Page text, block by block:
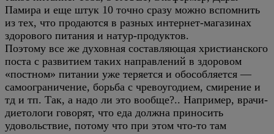
Памира и еще штук 10 точно сразу можно вспомнить
из тех, что продаются в разных интернет-магазинах
здорового питания и натур-продуктов.
Поэтому все же духовная составляющая христианского
поста с развитием таких направлений в здоровом
«постном» питании уже теряется и обособляется —
самоограничение, борьба с чревоугодием, смирение и
тд и тп. Так, а надо ли это вообще?.. Например, врачи-
диетологи говорят, что еда должна приносить
удовольствие, потому что при этом что-то там